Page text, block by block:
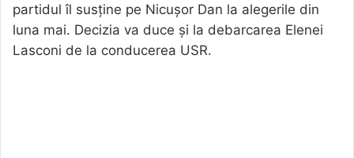
partidul îl susține pe Nicușor Dan la alegerile din
luna mai. Decizia va duce și la debarcarea Elenei
Lasconi de la conducerea USR.